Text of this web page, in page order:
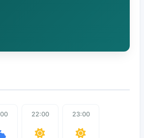
22:00 23:00